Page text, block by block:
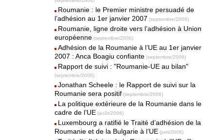
Roumanie : le Premier ministre persuadé de
l’adhésion au 1er janvier 2007 (septembre/2006)
Roumanie, ligne droite vers l’adhésion à Union
européenne (septembre/2006)
Adhésion de la Roumanie à l’UE au 1er janvier
2007 : Anca Boagiu confiante (septembre/2006)
Rapport de suivi : "Roumanie-UE au bilan"
(septembre/2006)
Jonathan Scheele : le Rapport de suivi sur la
Roumanie sera positif (septembre/2006)
La politique extérieure de la Roumanie dans le
cadre de l’UE (août/2006)
Luxembourg a ratifié le Traité d’adhésion de la
Roumanie et de la Bulgarie à l’UE (juin/2006)